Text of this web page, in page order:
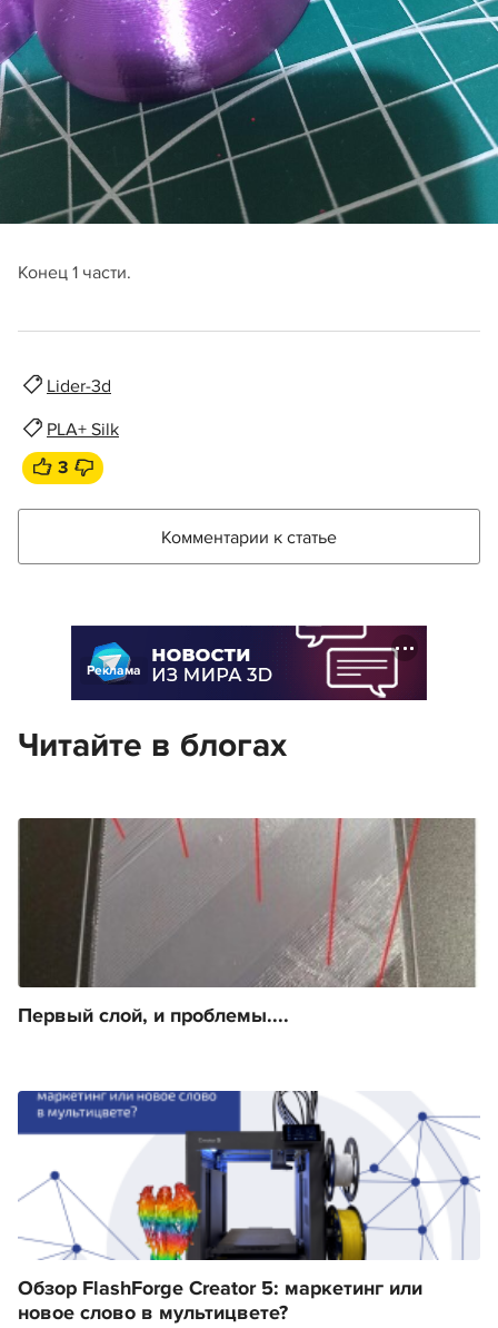
Конец 1 части.
Lider-3d
PLA+ Silk
3
Комментарии к статье
Реклама
Читайте в блогах
Первый слой, и проблемы....
Обзор FlashForge Creator 5: маркетинг или
новое слово в мультицвете?